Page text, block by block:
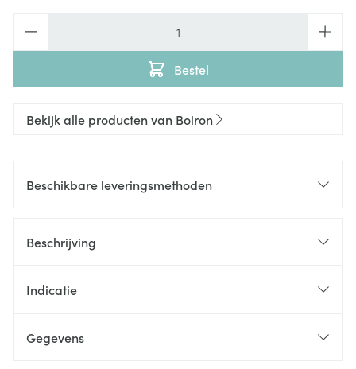
Bestel
Bekijk alle producten van Boiron
Beschikbare leveringsmethoden
Beschrijving
Indicatie
Gegevens